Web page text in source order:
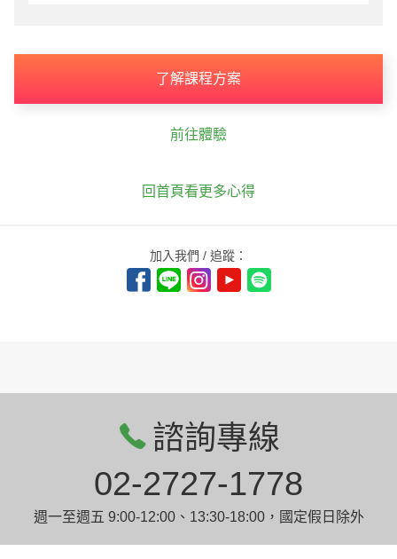
了解課程方案
前往體驗
回首頁看更多心得
加入我們 / 追蹤：
諮詢專線
02-2727-1778
週一至週五 9:00-12:00、13:30-18:00，國定假日除外